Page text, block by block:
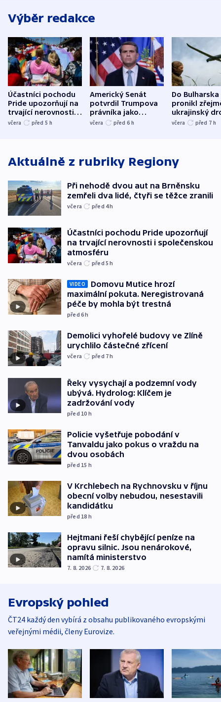
Výběr redakce
Účastníci pochodu
Pride upozorňují na
trvající nerovnosti i
společenskou
včera před 5 h
Americký Senát
potvrdil Trumpova
právníka jako
ministra
včera před 6 h
Do Bulharska
pronikl
ukrajinský
explodoval
včera před 7 h
Aktuálně z rubriky Regiony
Při nehodě dvou aut na Brněnsku
zemřeli dva lidé, čtyři se těžce zranili
včera před 4h
Účastníci pochodu Pride upozorňují
na trvající nerovnosti i společenskou
atmosféru
včera před 5h
VIDEO
Domovu Mutice hrozí
maximální pokuta. Neregistrovaná
péče by mohla být trestná
před 6h
Demolici vyhořelé budovy ve Zlíně
urychlilo částečné zřícení
včera před 7h
Řeky vysychají a podzemní vody
ubývá. Hydrolog: Klíčem je
zadržování vody
před 10 h
Policie vyšetřuje pobodání v
Tanvaldu jako pokus o vraždu na
dvou osobách
před 15 h
V Krchlebech na Rychnovsku v říjnu
obecní volby nebudou, nesestavili
kandidátku
před 18 h
Hejtmani řeší chybějící peníze na
opravu silnic. Jsou nenárokové,
namítá ministerstvo
7. 8. 2026 7. 8. 2026
Evropský pohled
ČT24 každý den vybírá z obsahu publikovaného evropskými
veřejnými médii, členy Eurovize.